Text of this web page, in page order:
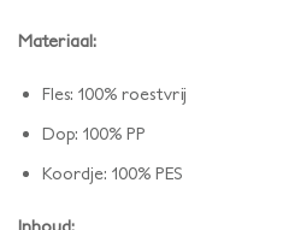
Materiaal:
Fles: 100% roestvrij
Dop: 100% PP
Koordje: 100% PES
Inhoud: